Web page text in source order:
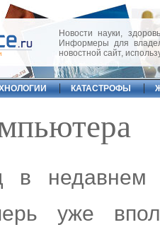
Новости науки,
Информеры для
новостной сайт,
КАТАСТРОФЫ
в
уже